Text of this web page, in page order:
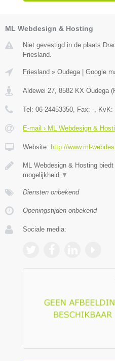
ML Webdesign & Hosting
Niet gevestigd in de plaats
Friesland.
Friesland » Oudega| Google
Aldewei 27, 8582 KX Oudega(
Tel: 06-24453350, Fax: -, KvK:
E-mail › ML Webdesign &
Website: http://www.ml-
ML Webdesign & Hosting
mogelijkheid ▼
Diensten onbekend
Openingstijden onbekend
Sociale media: